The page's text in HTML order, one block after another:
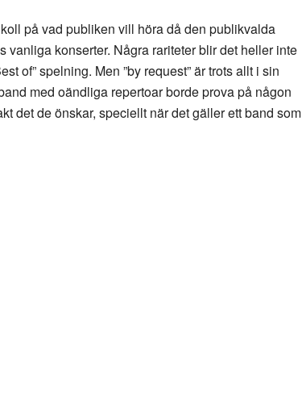
på vad publiken vill höra då den publikvalda
vanliga konserter. Några rariteter blir det heller inte
of” spelning. Men ”by request” är trots allt i sin
med oändliga repertoar borde prova på någon
det de önskar, speciellt när det gäller ett band som